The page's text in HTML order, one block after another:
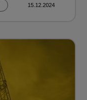
15.12.2024